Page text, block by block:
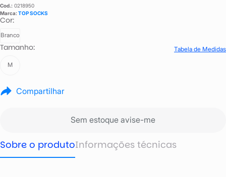
Cod.: 0218950
Marca: TOP SOCKS
Cor:
Branco
Tamanho: Tabela de Medidas
M
Compartilhar
Sem estoque avise-me
Sobre o produtoInformações técnicas